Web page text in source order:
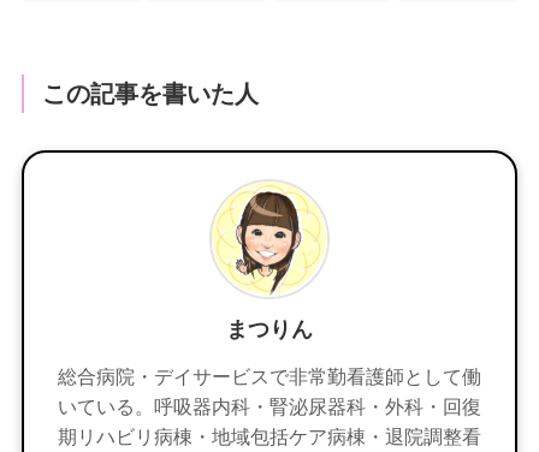
この記事を書いた人
まつりん
総合病院・デイサービスで非常勤看護師として働
いている。呼吸器内科・腎泌尿器科・外科・回復
期リハビリ病棟・地域包括ケア病棟・退院調整看